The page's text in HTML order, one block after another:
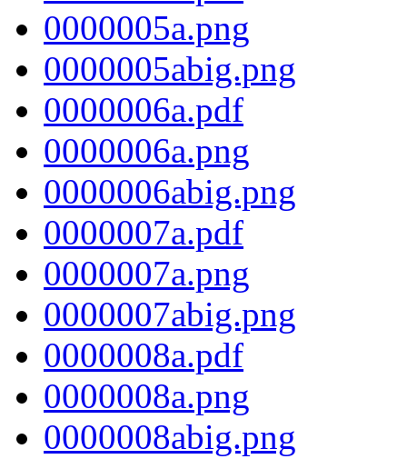
0000005a.png
0000005abig.png
0000006a.pdf
0000006a.png
0000006abig.png
0000007a.pdf
0000007a.png
0000007abig.png
0000008a.pdf
0000008a.png
0000008abig.png